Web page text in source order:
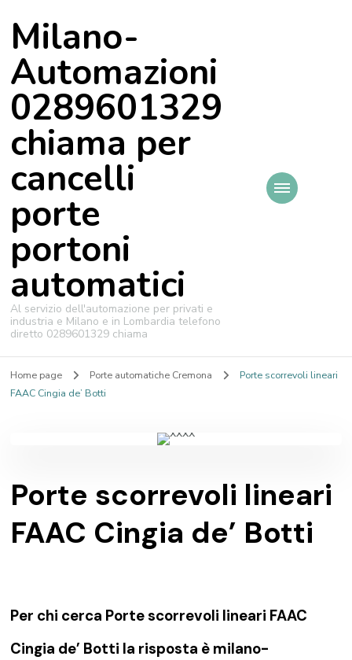
Milano-
Automazioni
0289601329
chiama per
cancelli
porte
portoni
automatici
Al servizio dell'automazione per privati e
industria e Milano e in Lombardia telefono
diretto 0289601329 chiama
Home page Porte automatiche Cremona
Porte scorrevoli lineari
FAAC Cingia de’ Botti
Porte scorrevoli lineari
FAAC Cingia de’ Botti
Per chi cerca Porte scorrevoli lineari FAAC
Cingia de’ Botti la risposta è milano-